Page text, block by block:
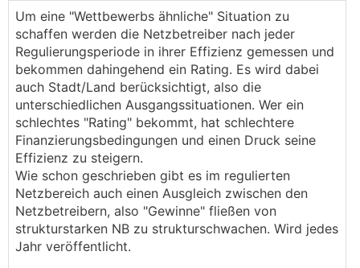
Um eine "Wettbewerbs ähnliche" Situation zu
schaffen werden die Netzbetreiber nach jeder
Regulierungsperiode in ihrer Effizienz gemessen und
bekommen dahingehend ein Rating. Es wird dabei
auch Stadt/Land berücksichtigt, also die
unterschiedlichen Ausgangssituationen. Wer ein
schlechtes "Rating" bekommt, hat schlechtere
Finanzierungsbedingungen und einen Druck seine
Effizienz zu steigern.
Wie schon geschrieben gibt es im regulierten
Netzbereich auch einen Ausgleich zwischen den
Netzbetreibern, also "Gewinne" fließen von
strukturstarken NB zu strukturschwachen. Wird jedes
Jahr veröffentlicht.